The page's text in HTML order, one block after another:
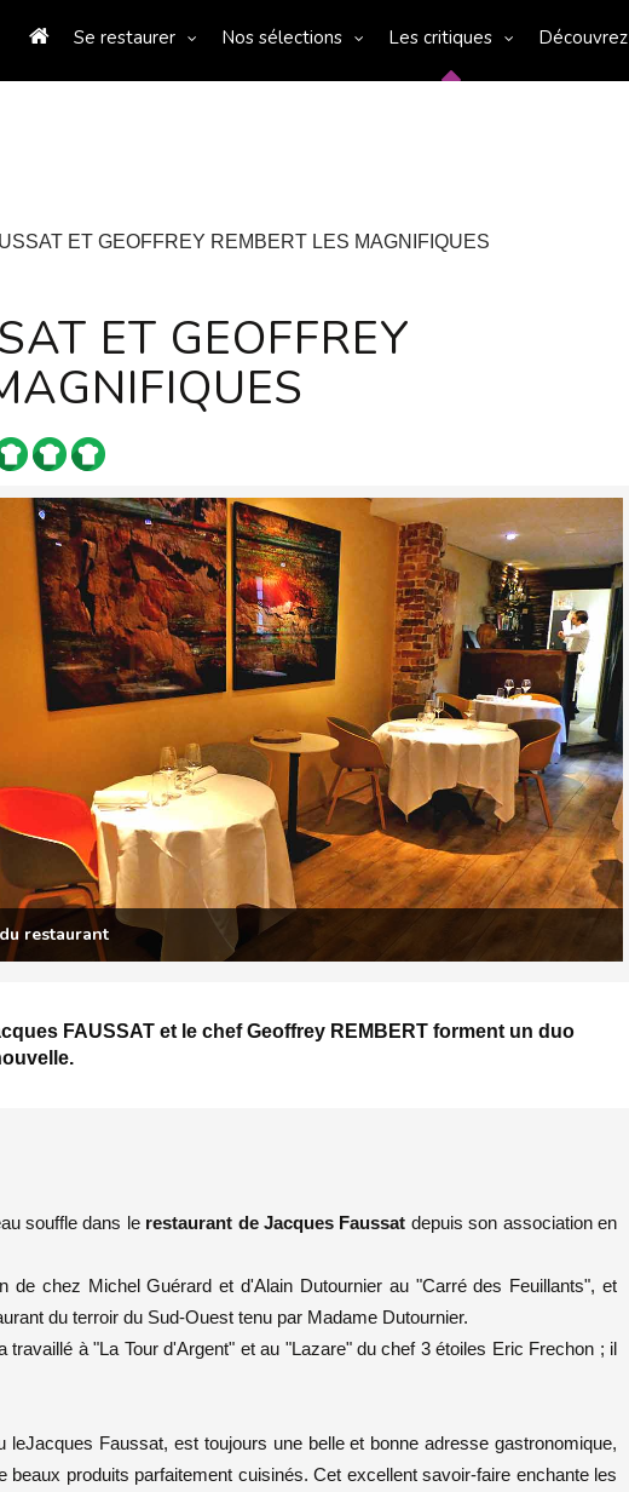
Se restaurer Nos sélections Les critiques Découvrez
ET GEOFFREY REMBERT LES MAGNIFIQUES
ET GEOFFREY
FAUSSAT et le chef Geoffrey REMBERT forment un duo
souffle dans lerestaurant de Jacques Faussat depuis son association en
de chez Michel Guérard et d'Alain Dutournier au "Carré des Feuillants", et
du terroir du Sud-Ouest tenu par Madame Dutournier.
travaillé à "La Tour d'Argent" et au "Lazare" du chef 3 étoiles Eric Frechon ; il
leJacques Faussat, est toujours une belle et bonne adresse gastronomique,
produits parfaitement cuisinés. Cet excellent savoir-faire enchante les